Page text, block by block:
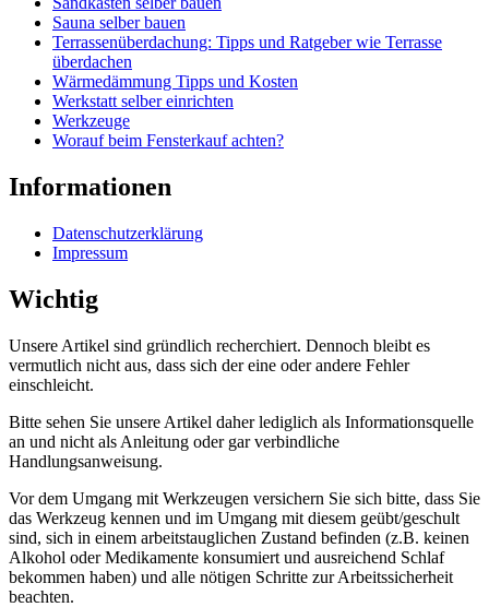
Sauna selber bauen
Terrassenüberdachung: Tipps und Ratgeber wie Terrasse
überdachen
Wärmedämmung Tipps und Kosten
Werkstatt selber einrichten
Werkzeuge
Worauf beim Fensterkauf achten?
Informationen
Datenschutzerklärung
Impressum
Wichtig
Unsere Artikel sind gründlich recherchiert. Dennoch bleibt es
vermutlich nicht aus, dass sich der eine oder andere Fehler
einschleicht.
Bitte sehen Sie unsere Artikel daher lediglich als Informationsquelle
an und nicht als Anleitung oder gar verbindliche
Handlungsanweisung.
Vor dem Umgang mit Werkzeugen versichern Sie sich bitte, dass Sie
das Werkzeug kennen und im Umgang mit diesem geübt/geschult
sind, sich in einem arbeitstauglichen Zustand befinden (z.B. keinen
Alkohol oder Medikamente konsumiert und ausreichend Schlaf
bekommen haben) und alle nötigen Schritte zur Arbeitssicherheit
beachten.